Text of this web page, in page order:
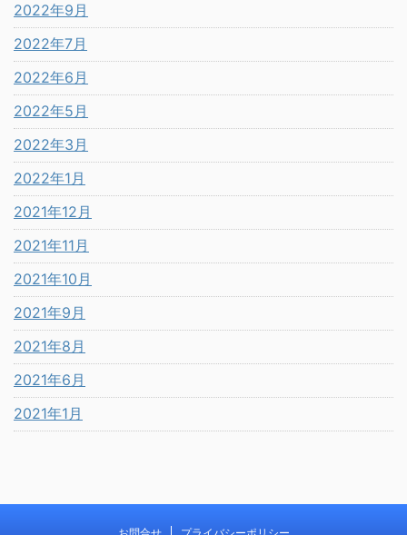
2022年9月
2022年7月
2022年6月
2022年5月
2022年3月
2022年1月
2021年12月
2021年11月
2021年10月
2021年9月
2021年8月
2021年6月
2021年1月